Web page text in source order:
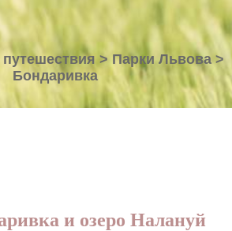
> Парки Львова >
Бондаривка
и озеро Налануй